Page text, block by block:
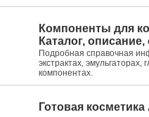
Компоненты для
Каталог,
Подробная справочная
экстрактах, эмульгаторах,
компонентах.
Готовая